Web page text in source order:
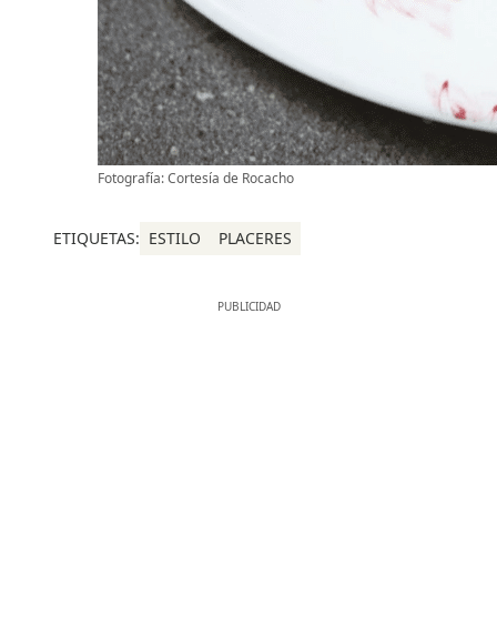
Fotografía: Cortesía de Rocacho
ETIQUETAS: ESTILO PLACERES